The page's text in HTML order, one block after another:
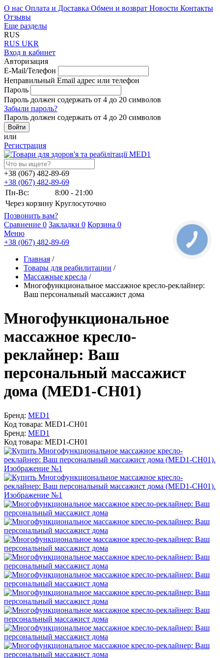
О нас Оплата и Доставка Обмен и возврат Новости Контакты
Отзывы
Еще разделы
RUS
RUS UKR
Вход в кабинет
Авторизация
E-Mail/Телефон
Неправильный Email адрес или телефон
Пароль
Пароль должен содержать от 4 до 20 символов
Забыли пароль?
Пароль должен содержать от 4 до 20 символов
или
Регистрация
+38 (067) 482-89-69
+38 (067) 482-89-69
Пн-Вс:
8:00 - 21:00
Через корзину Круглосуточно
Позвонить вам?
Сравнение 0 Закладки 0 Корзина 0
Меню
+38 (067) 482-89-69
Главная /
Товары для реабилитации /
Массажные кресла /
Многофункциональное массажное кресло-реклайнер:
Ваш персональный массажист дома
Многофункциональное
массажное кресло-
реклайнер: Ваш
персональный массажист
дома (MED1-CH01)
Бренд: MED1
Код товара: MED1-CH01
Бренд: MED1
Код товара: MED1-CH01